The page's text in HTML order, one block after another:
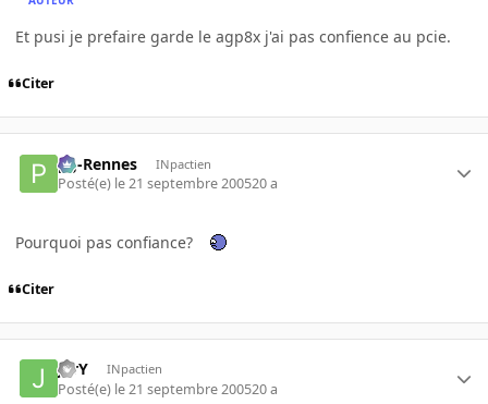
Et pusi je prefaire garde le agp8x j'ai pas confience au pcie.
Citer
pg-Rennes INpactien
Posté(e) le 21 septembre 200520 a
Pourquoi pas confiance?
Citer
JerY INpactien
Posté(e) le 21 septembre 200520 a